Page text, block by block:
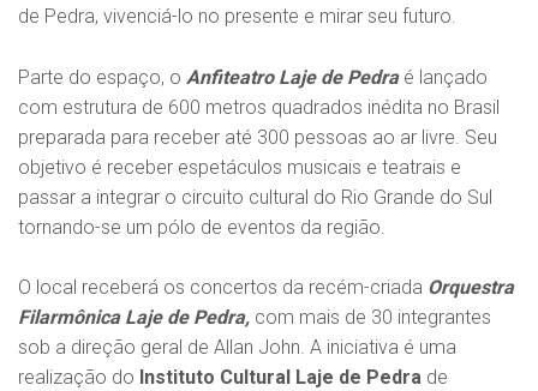
de Pedra, vivenciá-lo no presente e mirar seu futuro.
Parte do espaço, o Anfiteatro Laje de Pedra é lançado
com estrutura de 600 metros quadrados inédita no Brasil
preparada para receber até 300 pessoas ao ar livre. Seu
objetivo é receber espetáculos musicais e teatrais e
passar a integrar o circuito cultural do Rio Grande do Sul
tornando-se um pólo de eventos da região.
O local receberá os concertos da recém-criada Orquestra
Filarmônica Laje de Pedra, com mais de 30 integrantes
sob a direção geral de Allan John. A iniciativa é uma
realização do Instituto Cultural Laje de Pedra de